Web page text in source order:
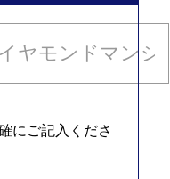
にご記入くださ